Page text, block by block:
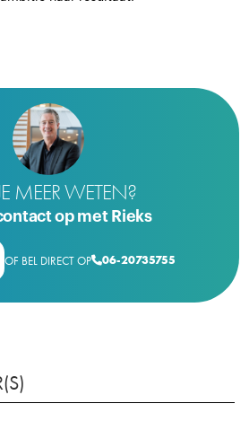
MEER WETEN?
op met Rieks
OF BEL DIRECT OP06-20735755